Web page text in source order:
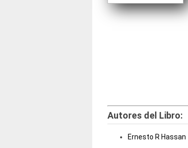
Autores del Libro:
Ernesto R Hassan